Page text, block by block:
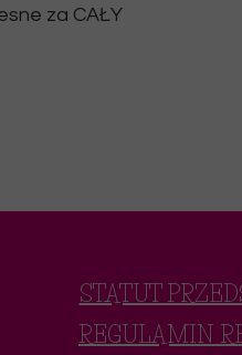
za CAŁY
STATUT
REGULAMIN